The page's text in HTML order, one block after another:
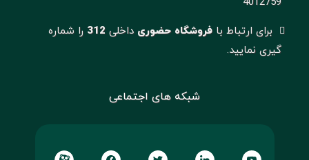
برای ارتباط با فروشگاه حضوریداخلی 312 را شماره
گیری نمایید.
شبکه های اجتماعی